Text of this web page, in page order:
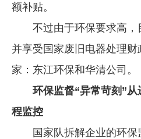
额补贴。
不过由于环保要求高，
并享受国家废旧电器处理
家：东江环保和华清公司。
环保监督“异常苛刻”从
程监控
国家队拆解企业的环保